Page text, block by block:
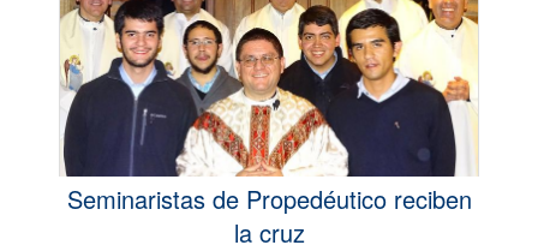
Seminaristas de Propedéutico reciben
la cruz